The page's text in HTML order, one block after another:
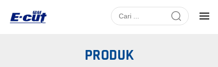
PRODUK